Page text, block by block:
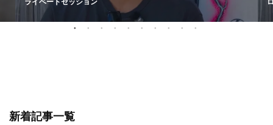
ライベートセッション
新着記事一覧